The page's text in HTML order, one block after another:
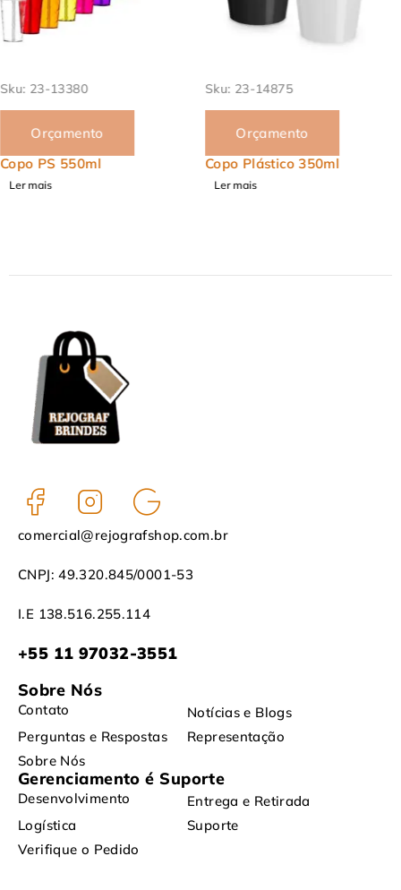
Sku:23-14875
Orçamento
Copo Plástico 350ml
Ler mais
Sku:23-13877
Orçamento
Copo Retrátil 200ml
Ler mais
comercial@rejografshop.com.br
CNPJ: 49.320.845/0001-53
I.E 138.516.255.114
+55 11 97032-3551
Sobre Nós
Contato
Notícias e Blogs
Perguntas e Respostas
Representação
Sobre Nós
Gerenciamento é Suporte
Desenvolvimento
Entrega e Retirada
Logística
Suporte
Verifique o Pedido